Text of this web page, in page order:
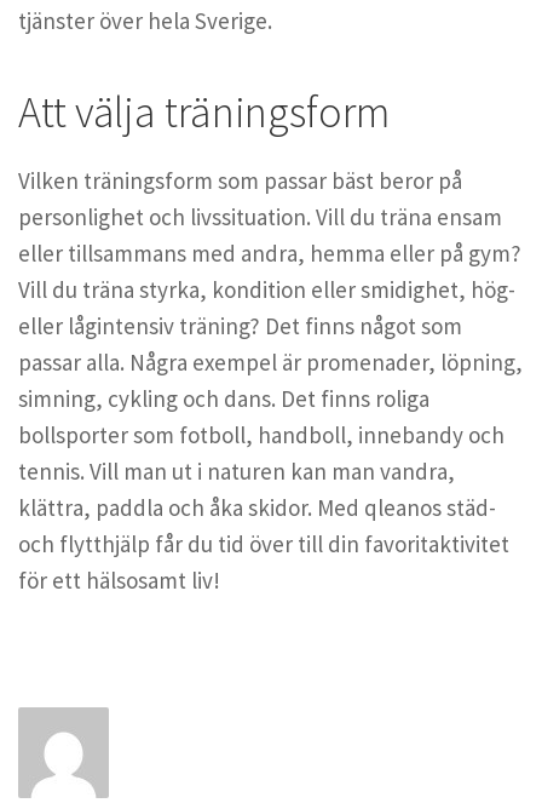
tjänster över hela Sverige.
Att välja träningsform
Vilken träningsform som passar bäst beror på
personlighet och livssituation. Vill du träna ensam
eller tillsammans med andra, hemma eller på gym?
Vill du träna styrka, kondition eller smidighet, hög-
eller lågintensiv träning? Det finns något som
passar alla. Några exempel är promenader, löpning,
simning, cykling och dans. Det finns roliga
bollsporter som fotboll, handboll, innebandy och
tennis. Vill man ut i naturen kan man vandra,
klättra, paddla och åka skidor. Med qleanos städ-
och flytthjälp får du tid över till din favoritaktivitet
för ett hälsosamt liv!